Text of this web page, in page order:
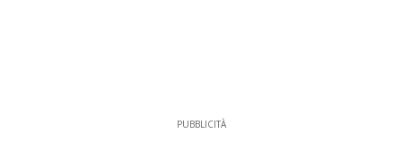
PUBBLICITÀ